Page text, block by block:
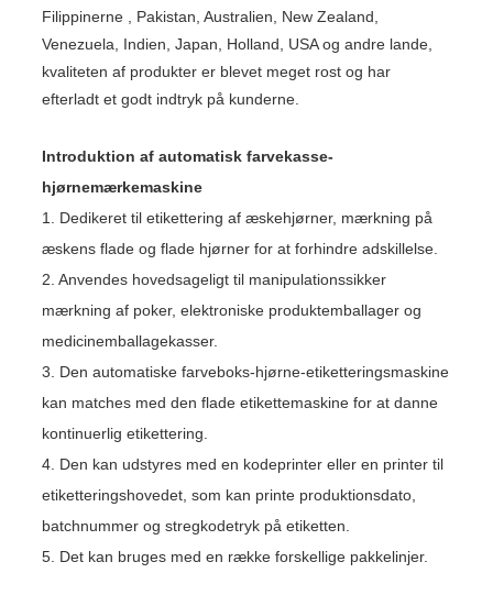
Filippinerne , Pakistan, Australien, New Zealand,
Venezuela, Indien, Japan, Holland, USA og andre lande,
kvaliteten af ​​produkter er blevet meget rost og har
efterladt et godt indtryk på kunderne.
Introduktion af automatisk farvekasse-
hjørnemærkemaskine
1. Dedikeret til etikettering af æskehjørner, mærkning på
æskens flade og flade hjørner for at forhindre adskillelse.
2. Anvendes hovedsageligt til manipulationssikker
mærkning af poker, elektroniske produktemballager og
medicinemballagekasser.
3. Den automatiske farveboks-hjørne-etiketteringsmaskine
kan matches med den flade etikettemaskine for at danne
kontinuerlig etikettering.
4. Den kan udstyres med en kodeprinter eller en printer til
etiketteringshovedet, som kan printe produktionsdato,
batchnummer og stregkodetryk på etiketten.
5. Det kan bruges med en række forskellige pakkelinjer.